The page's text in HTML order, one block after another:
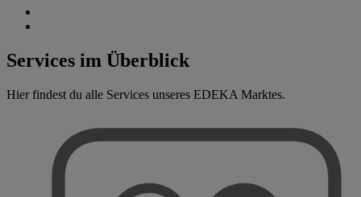
Services im Überblick
Hier findest du alle Services unseres EDEKA Marktes.